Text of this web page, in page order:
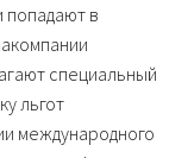
попадают в
специальный
льгот
международного